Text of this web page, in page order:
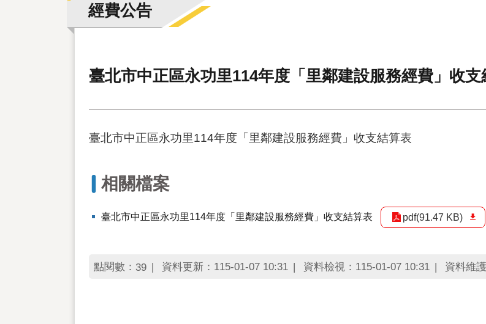
經費公告
臺北市中正區永功里114年度「里鄰建設服務經費」收支
臺北市中正區永功里114年度「里鄰建設服務經費」收支結算表
相關檔案
臺北市中正區永功里114年度「里鄰建設服務經費」收支結算表 pdf(91.47 KB)
點閱數： 39 資料更新：115-01-07 10:31 資料檢視：115-01-07 10:31 資料維